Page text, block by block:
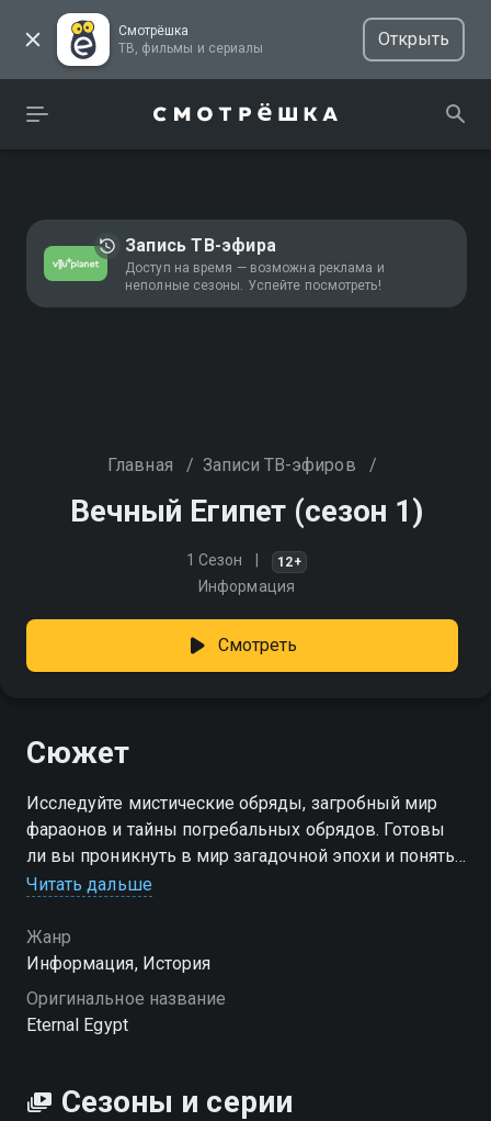
Смотрёшка
ТВ, фильмы и сериалы
Открыть
Запись ТВ-эфира
Доступ на время — возможна реклама и
неполные сезоны. Успейте посмотреть!
Главная / Записи ТВ-эфиров /
Вечный Египет (сезон 1)
1 Сезон 12+
Информация
Смотреть
Сюжет
Исследуйте мистические обряды, загробный мир
фараонов и тайны погребальных обрядов. Готовы
ли вы проникнуть в мир загадочной эпохи и понять
значение смерти для древних египтян?
Посмотреть онлайн 1 сезон сериала Вечный Египет
вы можете совершенно бесплатно в хорошем HD
качестве на Смотрёшке
Читать дальше
Жанр
Информация, История
Оригинальное название
Eternal Egypt
Сезоны и серии